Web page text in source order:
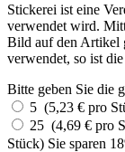
Stickerei ist eine
verwendet wird.
Bild auf den Artikel
verwendet, so ist
Bitte geben Sie die
5 (5,23 € pro
25 (4,69 € pro
Stück) Sie sparen